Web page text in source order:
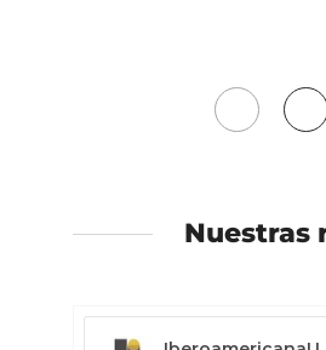
Mover
izquierda
Nuestras